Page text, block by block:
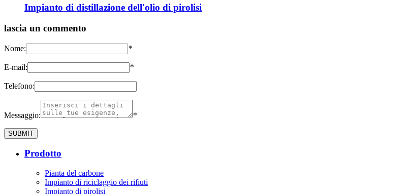
Impianto di distillazione dell'olio di pirolisi
lascia un commento
Nome: *
E-mail: *
Telefono:
Messaggio: *
Prodotto
Pianta del carbone
Impianto di riciclaggio dei rifiuti
Impianto di pirolisi